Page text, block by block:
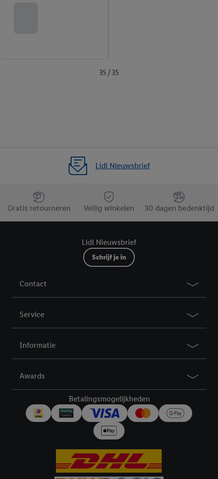
35 / 35
Lidl Nieuwsbrief
Jouw voordelen bij ons als Lidl webshop klant
Gratis retourneren
Veilig winkelen 30 dagen bedenktijd
Lidl Nieuwsbrief
Schrijf je in
Contact
Service
Informatie
Awards
Betalingsmogelijkheden